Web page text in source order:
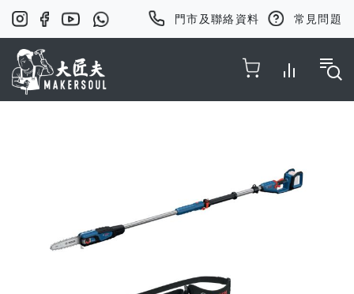
門市及聯絡資料 常見問題
gallery